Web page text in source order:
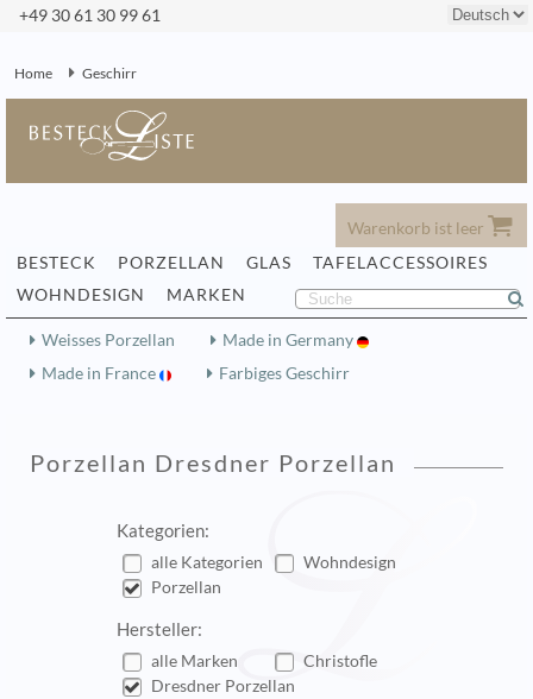
+49 30 61 30 99 61
Home Geschirr
Warenkorb ist leer
BESTECK
PORZELLAN GLAS
TAFELACCESSOIRES
WOHNDESIGN
MARKEN
Weisses Porzellan
Made in Germany
Made in France
Farbiges Geschirr
Porzellan Dresdner Porzellan
Kategorien:
alle Kategorien
Wohndesign
Porzellan
Hersteller:
alle Marken
Christofle
Dresdner Porzellan